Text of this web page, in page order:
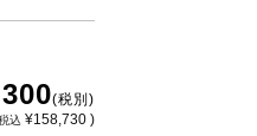
(税別)
込 ¥158,730 )